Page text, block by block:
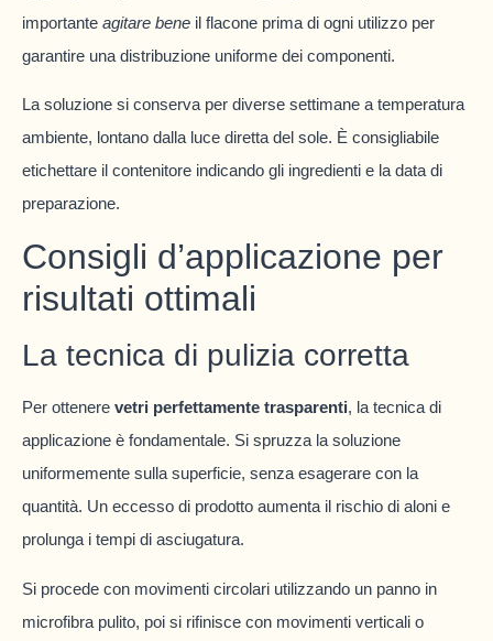
importante agitare bene il flacone prima di ogni utilizzo per
garantire una distribuzione uniforme dei componenti.
La soluzione si conserva per diverse settimane a temperatura
ambiente, lontano dalla luce diretta del sole. È consigliabile
etichettare il contenitore indicando gli ingredienti e la data di
preparazione.
Consigli d’applicazione per
risultati ottimali
La tecnica di pulizia corretta
Per ottenere vetri perfettamente trasparenti, la tecnica di
applicazione è fondamentale. Si spruzza la soluzione
uniformemente sulla superficie, senza esagerare con la
quantità. Un eccesso di prodotto aumenta il rischio di aloni e
prolunga i tempi di asciugatura.
Si procede con movimenti circolari utilizzando un panno in
microfibra pulito, poi si rifinisce con movimenti verticali o